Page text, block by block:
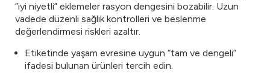
“iyi niyetli” eklemeler rasyon dengesini bozabilir. Uzun
vadede düzenli sağlık kontrolleri ve beslenme
değerlendirmesi riskleri azaltır.
Etiketinde yaşam evresine uygun “tam ve dengeli”
ifadesi bulunan ürünleri tercih edin.